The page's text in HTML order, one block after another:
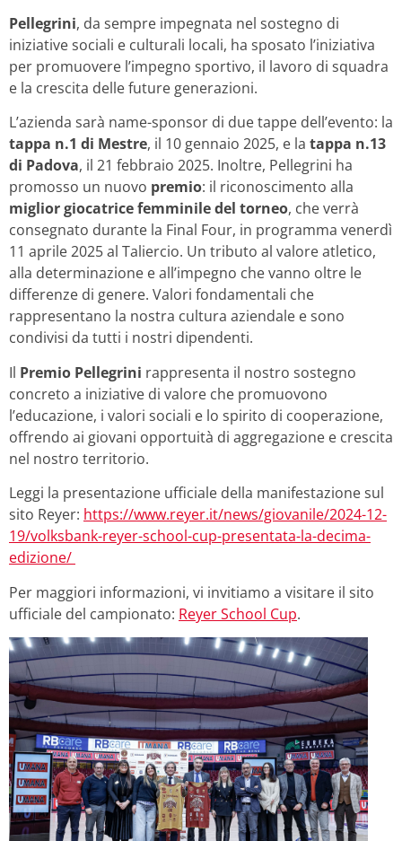
Pellegrini, da sempre impegnata nel sostegno di
iniziative sociali e culturali locali, ha sposato l’iniziativa
per promuovere l’impegno sportivo, il lavoro di squadra
e la crescita delle future generazioni.
L’azienda sarà name-sponsor di due tappe dell’evento: la
tappa n.1 di Mestre, il 10 gennaio 2025, e la tappa n.13
di Padova, il 21 febbraio 2025. Inoltre, Pellegrini ha
promosso un nuovo premio: il riconoscimento alla
miglior giocatrice femminile del torneo, che verrà
consegnato durante la Final Four, in programma venerdì
11 aprile 2025 al Taliercio. Un tributo al valore atletico,
alla determinazione e all’impegno che vanno oltre le
differenze di genere. Valori fondamentali che
rappresentano la nostra cultura aziendale e sono
condivisi da tutti i nostri dipendenti.
Il Premio Pellegrini rappresenta il nostro sostegno
concreto a iniziative di valore che promuovono
l’educazione, i valori sociali e lo spirito di cooperazione,
offrendo ai giovani opportuità di aggregazione e crescita
nel nostro territorio.
Leggi la presentazione ufficiale della manifestazione sul
sito Reyer: https://www.reyer.it/news/giovanile/2024-12-
19/volksbank-reyer-school-cup-presentata-la-decima-
edizione/
Per maggiori informazioni, vi invitiamo a visitare il sito
ufficiale del campionato: Reyer School Cup.